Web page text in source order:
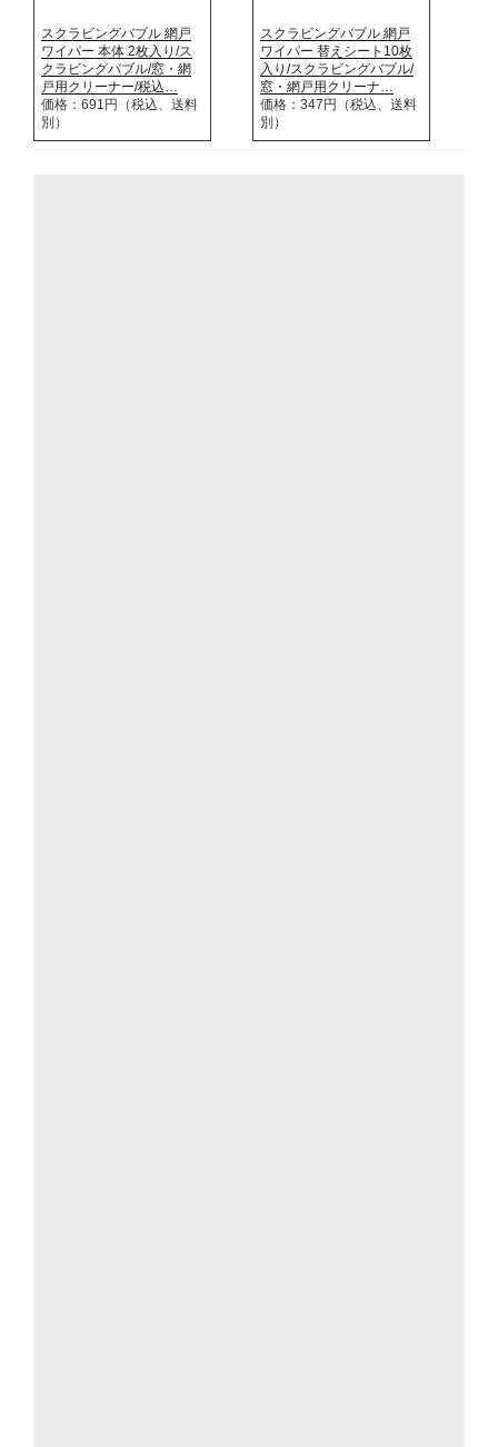
スクラビングバブル 網戸
ワイパー 本体 2枚入り/ス
クラビングバブル/窓・網
戸用クリーナー/税込…
価格：691円（税込、送料
別）
スクラビングバブル 網戸
ワイパー 替えシート10枚
入り/スクラビングバブル/
窓・網戸用クリーナ…
価格：347円（税込、送料
別）